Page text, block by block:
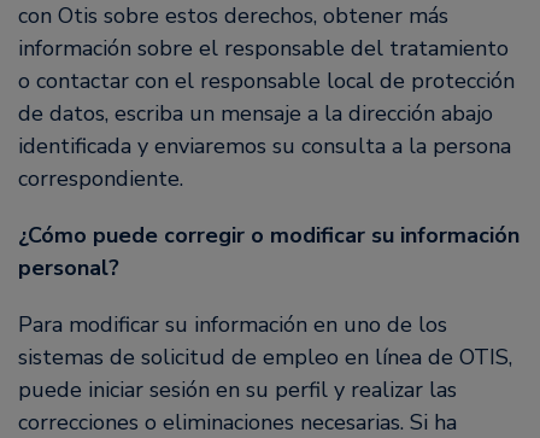
con Otis sobre estos derechos, obtener más
información sobre el responsable del tratamiento
o contactar con el responsable local de protección
de datos, escriba un mensaje a la dirección abajo
identificada y enviaremos su consulta a la persona
correspondiente.
¿Cómo puede corregir o modificar su información
personal?
Para modificar su información en uno de los
sistemas de solicitud de empleo en línea de OTIS,
puede iniciar sesión en su perfil y realizar las
correcciones o eliminaciones necesarias. Si ha